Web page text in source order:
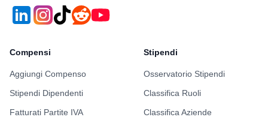
Compensi
Aggiungi Compenso
Stipendi Dipendenti
Fatturati Partite IVA
Stipendi
Osservatorio Stipendi
Classifica Ruoli
Classifica Aziende